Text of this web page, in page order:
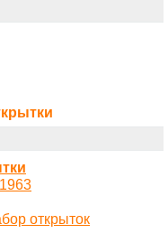
открыток